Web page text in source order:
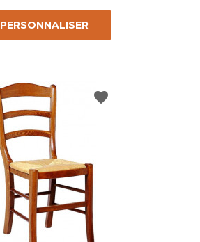
PERSONNALISER
favorite